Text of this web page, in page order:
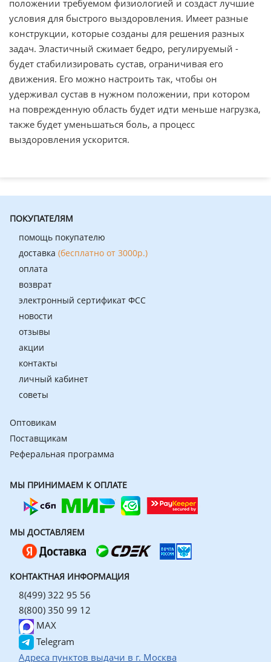
положении требуемом физиологией и создаст лучшие
условия для быстрого выздоровления. Имеет разные
конструкции, которые созданы для решения разных
задач. Эластичный сжимает бедро, регулируемый -
будет стабилизировать сустав, ограничивая его
движения. Его можно настроить так, чтобы он
удерживал сустав в нужном положении, при котором
на поврежденную область будет идти меньше нагрузка,
также будет уменьшаться боль, а процесс
выздоровления ускорится.
ПОКУПАТЕЛЯМ
помощь покупателю
доставка (бесплатно от 3000р.)
оплата
возврат
электронный сертификат ФСС
новости
отзывы
акции
контакты
личный кабинет
советы
Оптовикам
Поставщикам
Реферальная программа
МЫ ПРИНИМАЕМ К ОПЛАТЕ
МЫ ДОСТАВЛЯЕМ
КОНТАКТНАЯ ИНФОРМАЦИЯ
8(499) 322 95 56
8(800) 350 99 12
MAX
Telegram
Адреса пунктов выдачи в г. Москва